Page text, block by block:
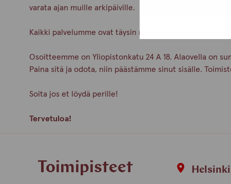
varata ajan muille arkipäiville.
Kaikki palvelumme ovat täysin nimettömiä ja
Osoitteemme on Yliopistonkatu 24 A 18. Alaovella on
Paina sitä ja odota, niin päästämme sinut sisälle.
Soita jos et löydä perille!
Tervetuloa!
Toimipisteet Helsinki